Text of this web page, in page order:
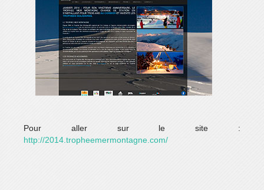
Pour aller sur le site :
http://2014.tropheemermontagne.com/